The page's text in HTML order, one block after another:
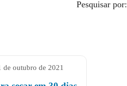
Pesquisar por:
de outubro de 2021